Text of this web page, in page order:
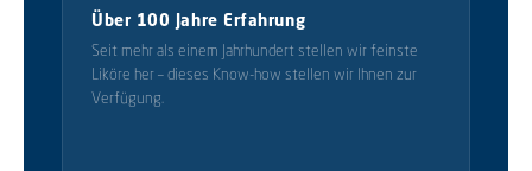
Über 100 Jahre Erfahrung
Seit mehr als einem Jahrhundert stellen wir feinste
Liköre her – dieses Know-how stellen wir Ihnen zur
Verfügung.